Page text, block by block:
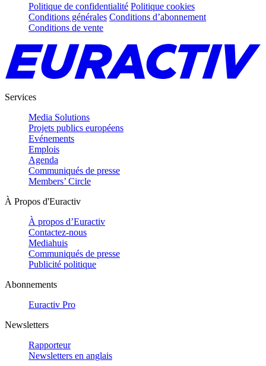
Politique de confidentialité Politique cookies
Conditions générales Conditions d’abonnement
Conditions de vente
Services
Media Solutions
Projets publics européens
Evénements
Emplois
Agenda
Communiqués de presse
Members’ Circle
À Propos d'Euractiv
À propos d’Euractiv
Contactez-nous
Mediahuis
Communiqués de presse
Publicité politique
Abonnements
Euractiv Pro
Newsletters
Rapporteur
Newsletters en anglais